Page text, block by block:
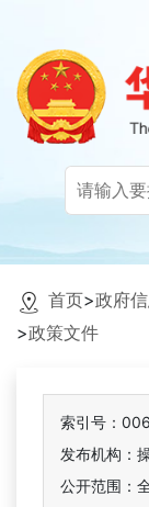
首页>政府
>政策文件
索引号：
发布机构：
公开范围：